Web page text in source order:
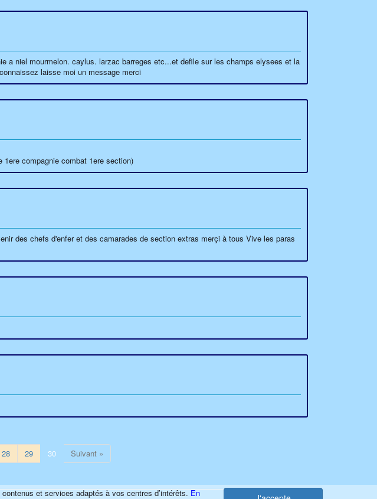
et services adaptés à vos centres d’intérêts.En
a niel mourmelon. caylus. larzac barreges etc...et defile sur les champs elysees et la
laisse moi un message merci
compagnie combat 1ere section)
des chefs d'enfer et des camarades de section extras merçi à tous Vive les paras
28 29 30 Suivant »